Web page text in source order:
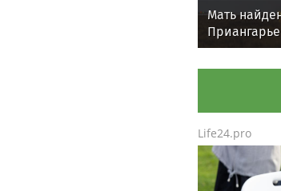
Мать
побывала в
Life24.pro